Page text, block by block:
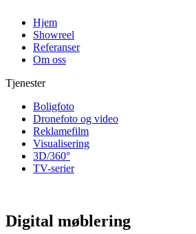
Hjem
Showreel
Referanser
Om oss
Tjenester
Boligfoto
Dronefoto og video
Reklamefilm
Visualisering
3D/360°
TV-serier
Digital møblering